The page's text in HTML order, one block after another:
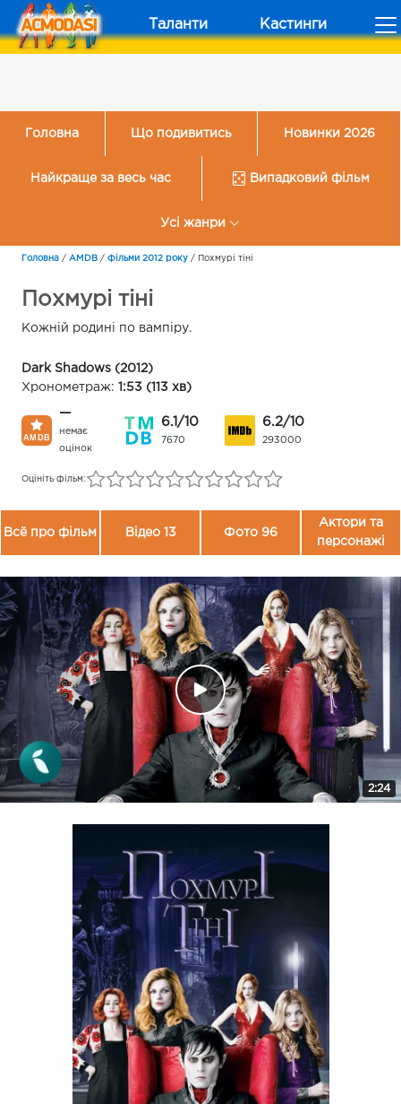
Таланти Кастинги
Головна Що подивитись Новинки 2026
Найкраще за весь час Випадковий фільм
Усі жанри
Головна / AMDB / Фільми 2012 року / Похмурі тіні
Похмурі тіні
Кожній родині по вампіру.
Dark Shadows (2012)
Хронометраж: 1:53 (113 хв)
—
немає
оцінок
6.1/10
7670
6.2/10
293000
Оцініть фільм:
Всё про фільм Відео 13 Фото 96
Актори та
персонажі
2:24